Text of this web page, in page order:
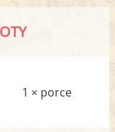
1 × porce